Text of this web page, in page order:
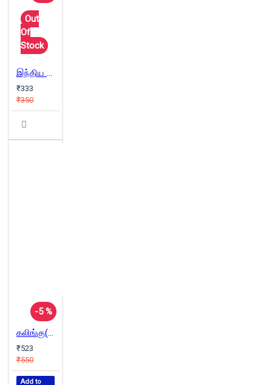
Out
Of
Stock
இந்திய ஞான மரபுகள் பெளத்தத்தின் பார்வையில்
₹333
₹350
-5 %
கலிங்கு(நாவல்)
₹523
₹550
Add to